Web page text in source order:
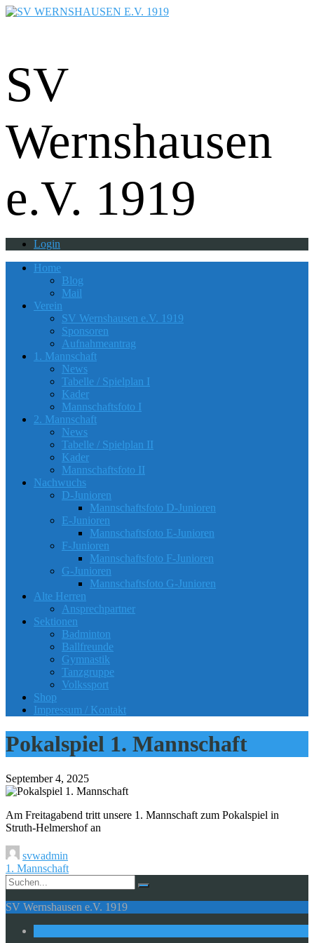
SV
Wernshausen
e.V. 1919
Login
Home
Blog
Mail
Verein
SV Wernshausen e.V. 1919
Sponsoren
Aufnahmeantrag
1. Mannschaft
News
Tabelle / Spielplan I
Kader
Mannschaftsfoto I
2. Mannschaft
News
Tabelle / Spielplan II
Kader
Mannschaftsfoto II
Nachwuchs
D-Junioren
Mannschaftsfoto D-Junioren
E-Junioren
Mannschaftsfoto E-Junioren
F-Junioren
Mannschaftsfoto F-Junioren
G-Junioren
Mannschaftsfoto G-Junioren
Alte Herren
Ansprechpartner
Sektionen
Badminton
Ballfreunde
Gymnastik
Tanzgruppe
Volkssport
Shop
Impressum / Kontakt
Pokalspiel 1. Mannschaft
September 4, 2025
Am Freitagabend tritt unsere 1. Mannschaft zum Pokalspiel in
Struth-Helmershof an
svwadmin
1. Mannschaft
SV Wernshausen e.V. 1919